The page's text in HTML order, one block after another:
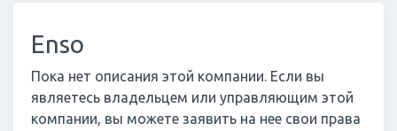
Enso
Пока нет описания этой компании. Если вы
являетесь владельцем или управляющим этой
компании, вы можете заявить на нее свои права